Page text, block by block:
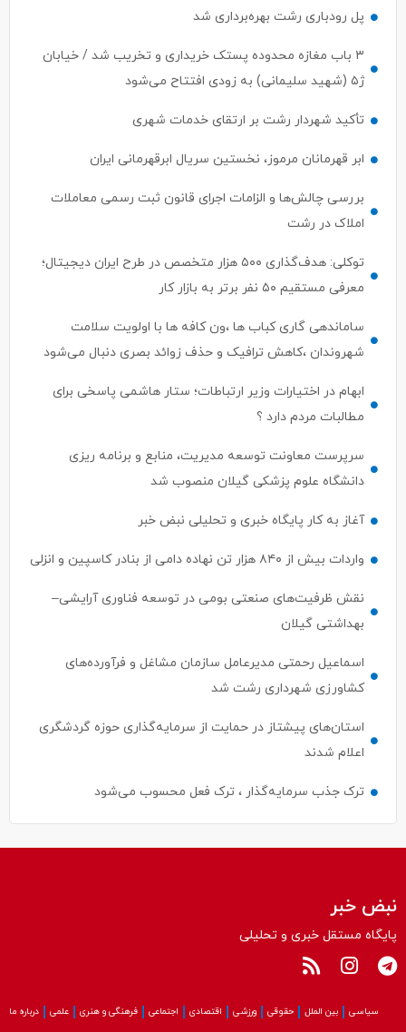
۳ باب مغازه محدوده پستک خریداری و تخریب شد / خیابان
تأکید شهردار رشت بر ارتقای خدمات شهری
ابر قهرمانان مرموز، نخستین سریال ابرقهرمانی ایران
بررسی چالش‌ها و الزامات اجرای قانون ثبت رسمی معاملات
معرفی مستقیم ۵۰ نفر برتر به بازار کار
ساماندهی گاری کباب ها ،ون کافه ها با اولویت سلامت
شهروندان ،کاهش ترافیک و حذف زوائد بصری دنبال می‌شود
ابهام در اختیارات وزیر ارتباطات؛ ستار هاشمی پاسخی برای
سرپرست معاونت توسعه مدیریت، منابع و برنامه ریزی
آغاز به کار پایگاه خبری و تحلیلی نبض خبر
واردات بیش از ۸۴۰ هزار تن نهاده دامی از بنادر كاسپین و انزلی
نقش ظرفیت‌های صنعتی بومی در توسعه فناوری آرایشی–
بهداشتی گیلان
اسماعیل رحمتی مدیرعامل سازمان مشاغل و فرآورده‌های
استان‌های پیشتاز در حمایت از سرمایه‌گذاری حوزه گردشگری
ترک جذب سرمایه‌گذار ، ترک فعل محسوب می‌شود
پایگاه مستقل خبری و تحلیلی
سیاسی بین الملل